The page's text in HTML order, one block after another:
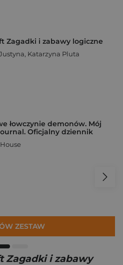
Zagadki i zabawy logiczne
, Katarzyna Pluta
łowczynie demonów. Mój
Oficjalny dziennik
ZESTAW
Zagadki i zabawy